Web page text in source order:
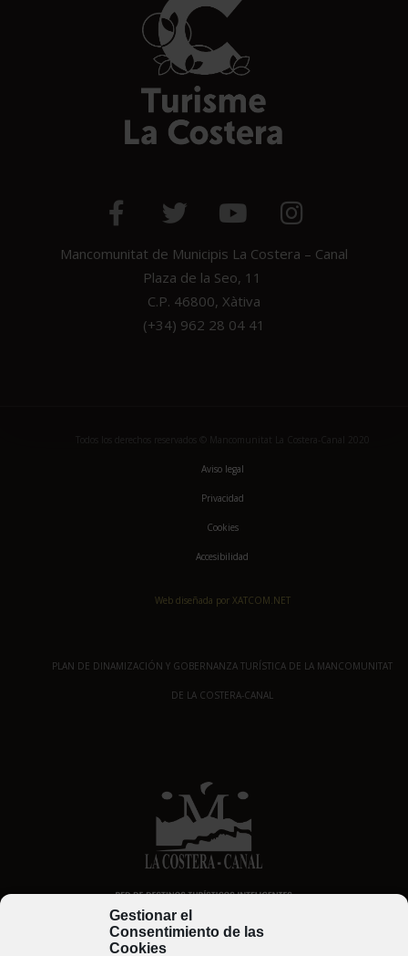
Gestionar el
Consentimiento de las
Cookies
Mancomunitat de Municipis La Costera – Canal
Plaza de la Seo, 11
C.P. 46800, Xàtiva
(+34) 962 28 04 41
Aviso legal
Privacidad
Cookies
Accesibilidad
Web diseñada por XATCOM.NET
PLAN DE DINAMIZACIÓN Y GOBERNANZA TURÍSTICA DE LA MANCOMUNITAT
DE LA COSTERA-CANAL